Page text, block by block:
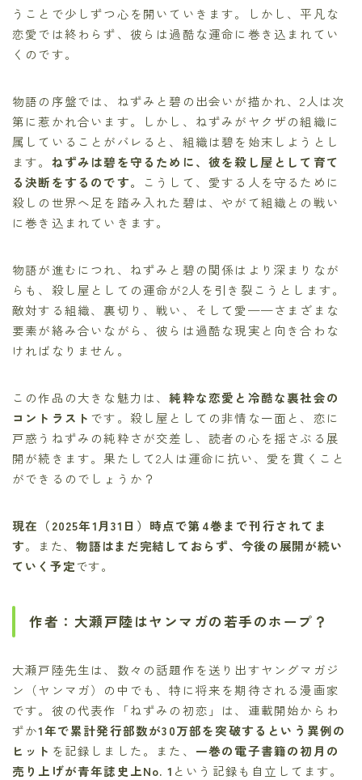
うことで少しずつ心を開いていきます。しかし、平凡な
恋愛では終わらず、彼らは過酷な運命に巻き込まれてい
くのです。
物語の序盤では、ねずみと碧の出会いが描かれ、2人は次
第に惹かれ合います。しかし、ねずみがヤクザの組織に
属していることがバレると、組織は碧を始末しようとし
ます。 ねずみは碧を守るために、彼を殺し屋として育て
る決断をするのです。
こうして、愛する人を守るために
殺しの世界へ足を踏み入れた碧は、やがて組織との戦い
に巻き込まれていきます。
物語が進むにつれ、ねずみと碧の関係はより深まりなが
らも、殺し屋としての運命が2人を引き裂こうとします。
敵対する組織、裏切り、戦い、そして愛——さまざまな
要素が絡み合いながら、彼らは過酷な現実と向き合わな
ければなりません。
この作品の大きな魅力は、純粋な恋愛と冷酷な裏社会の
コントラスト です。殺し屋としての非情な一面と、恋に
戸惑うねずみの純粋さが交差し、読者の心を揺さぶる展
開が続きます。果たして2人は運命に抗い、愛を貫くこと
ができるのでしょうか？
現在（2025年1月31日）時点で第4巻まで刊行されてま
す。また、物語はまだ完結しておらず、今後の展開が続い
ていく予定です。
作者：大瀬戸陸はヤンマガの若手のホープ？
大瀬戸陸先生は、数々の話題作を送り出すヤングマガジ
ン（ヤンマガ）の中でも、特に将来を期待される漫画家
です。彼の代表作「ねずみの初恋」は、連載開始からわ
ずか1年で累計発行部数が30万部を突破するという異例の
ヒット を記録しました。また、 一巻の電子書籍の初月の
売り上げが青年誌史上No. 1 という記録も自立してます。